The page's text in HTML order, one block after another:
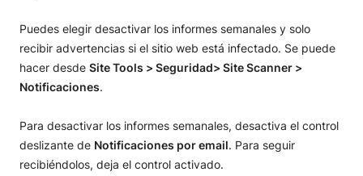
Puedes elegir desactivar los informes semanales y solo
recibir advertencias si el sitio web está infectado. Se puede
hacer desde Site Tools > Seguridad> Site Scanner >
Notificaciones.
Para desactivar los informes semanales, desactiva el control
deslizante de Notificaciones por email. Para seguir
recibiéndolos, deja el control activado.